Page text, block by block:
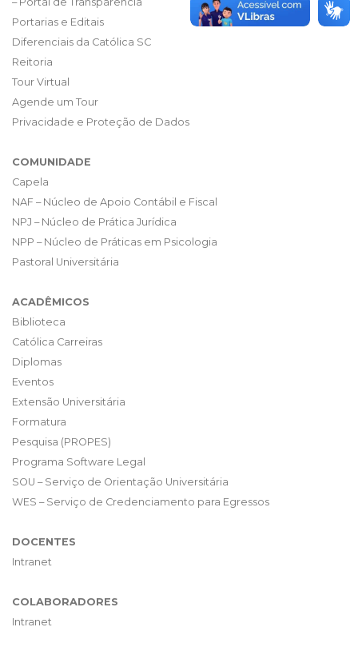
Portarias e Editais
Diferenciais da Católica SC
Reitoria
Tour Virtual
Agende um Tour
Privacidade e Proteção de Dados
COMUNIDADE
Capela
NAF – Núcleo de Apoio Contábil e Fiscal
NPJ – Núcleo de Prática Jurídica
NPP – Núcleo de Práticas em Psicologia
Pastoral Universitária
ACADÊMICOS
Biblioteca
Católica Carreiras
Diplomas
Eventos
Extensão Universitária
Formatura
Pesquisa (PROPES)
Programa Software Legal
SOU – Serviço de Orientação Universitária
WES – Serviço de Credenciamento para Egressos
DOCENTES
Intranet
COLABORADORES
Intranet